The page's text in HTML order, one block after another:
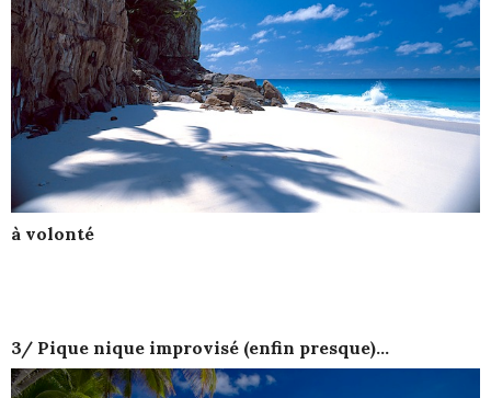
à volonté
3/ Pique nique improvisé (enfin presque)…